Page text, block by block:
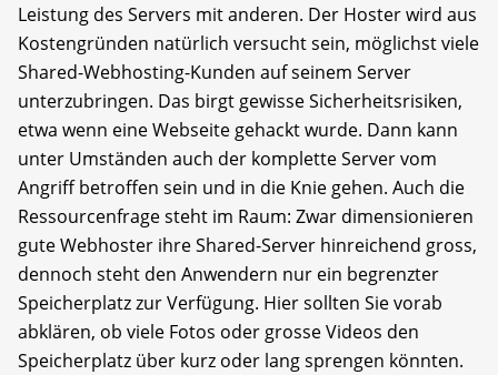
Leistung des Servers mit anderen. Der Hoster wird aus
Kostengründen natürlich versucht sein, möglichst viele
Shared-Webhosting-Kunden auf seinem Server
unterzubringen. Das birgt gewisse Sicherheitsrisiken,
etwa wenn eine Webseite gehackt wurde. Dann kann
unter Umständen auch der komplette Server vom
Angriff betroffen sein und in die Knie gehen. Auch die
Ressourcenfrage steht im Raum: Zwar dimensionieren
gute Webhoster ihre Shared-Server hinreichend gross,
dennoch steht den Anwendern nur ein begrenzter
Speicherplatz zur Verfügung. Hier sollten Sie vorab
abklären, ob viele Fotos oder grosse Videos den
Speicherplatz über kurz oder lang sprengen könnten.